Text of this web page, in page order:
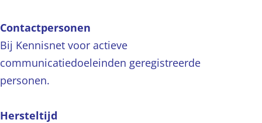
Contactpersonen
Bij Kennisnet voor actieve
communicatiedoeleinden geregistreerde
personen.
Hersteltijd